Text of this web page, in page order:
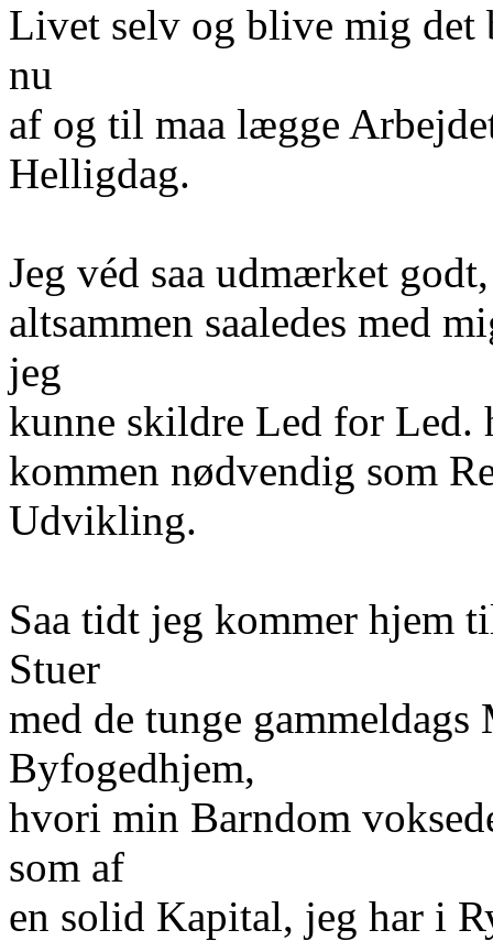
Livet selv og blive mig det
nu
af og til maa lægge
Helligdag.
Jeg véd saa udmærket
altsammen saaledes med
jeg
kunne skildre Led for Led.
kommen nødvendig som
Udvikling.
Saa tidt jeg kommer hjem
Stuer
med de tunge
Byfogedhjem,
hvori min Barndom
som af
en solid Kapital, jeg har i